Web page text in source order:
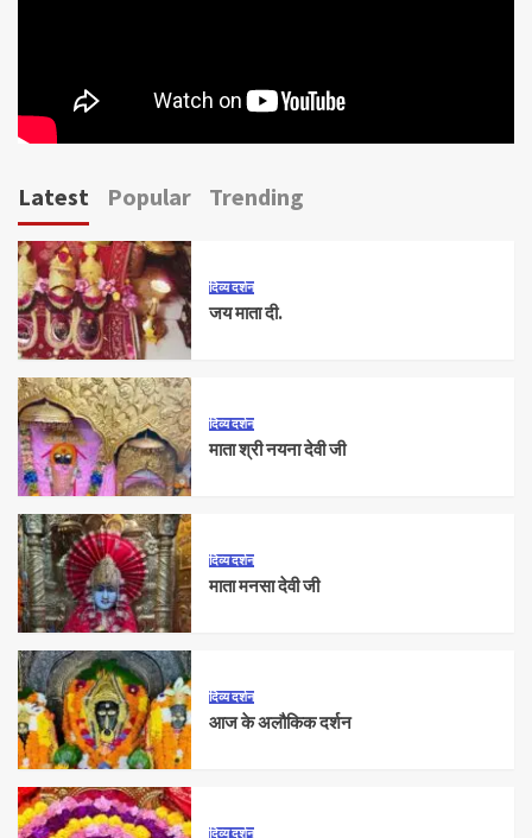
Latest Popular Trending
दिव्य दर्शन
जय माता दी.
दिव्य दर्शन
माता श्री नयना देवी जी
दिव्य दर्शन
माता मनसा देवी जी
दिव्य दर्शन
आज के अलौकिक दर्शन
दिव्य दर्शन